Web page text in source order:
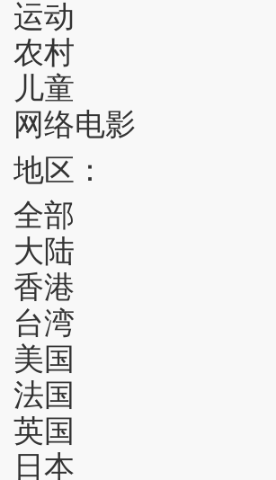
运动
农村
儿童
网络电影
地区：
全部
大陆
香港
台湾
美国
法国
英国
日本